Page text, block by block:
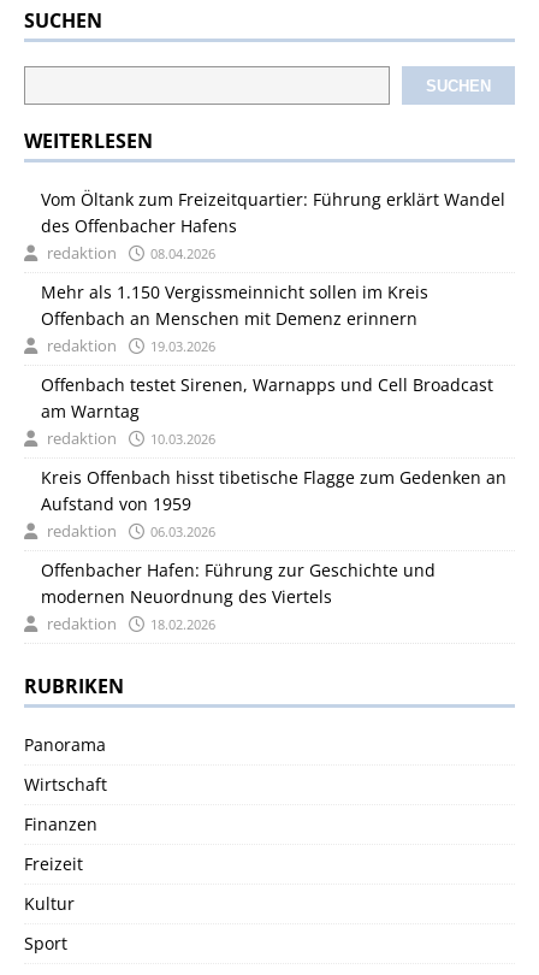
SUCHEN
SUCHEN
WEITERLESEN
Vom Öltank zum Freizeitquartier: Führung erklärt Wandel
des Offenbacher Hafens
redaktion 08.04.2026
Mehr als 1.150 Vergissmeinnicht sollen im Kreis
Offenbach an Menschen mit Demenz erinnern
redaktion 19.03.2026
Offenbach testet Sirenen, Warnapps und Cell Broadcast
am Warntag
redaktion 10.03.2026
Kreis Offenbach hisst tibetische Flagge zum Gedenken an
Aufstand von 1959
redaktion 06.03.2026
Offenbacher Hafen: Führung zur Geschichte und
modernen Neuordnung des Viertels
redaktion 18.02.2026
RUBRIKEN
Panorama
Wirtschaft
Finanzen
Freizeit
Kultur
Sport